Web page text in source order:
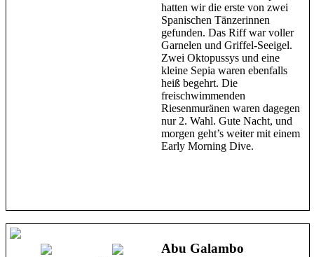
hatten wir die erste von zwei
Spanischen Tänzerinnen
gefunden. Das Riff war voller
Garnelen und Griffel-Seeigel.
Zwei Oktopussys und eine
kleine Sepia waren ebenfalls
heiß begehrt. Die
freischwimmenden
Riesenmuränen waren dagegen
nur 2. Wahl. Gute Nacht, und
morgen geht’s weiter mit einem
Early Morning Dive.
Abu Galambo